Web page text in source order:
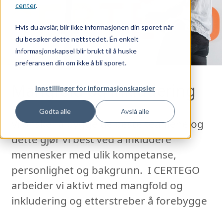
center.
Hvis du avslår, blir ikke informasjonen din sporet når
du besøker dette nettstedet. Én enkelt
informasjonskapsel blir brukt til å huske
preferansen din om ikke å bli sporet.
Innstillinger for informasjonskapsler
Godta alle Avslå alle
Mangfold og inkludering
i ønsker å bygge de beste teamene og
dette gjør vi best ved å inkludere
mennesker med ulik kompetanse,
personlighet og bakgrunn.I CERTEGO
arbeider vi aktivt med mangfold og
inkludering og etterstreber å forebygge